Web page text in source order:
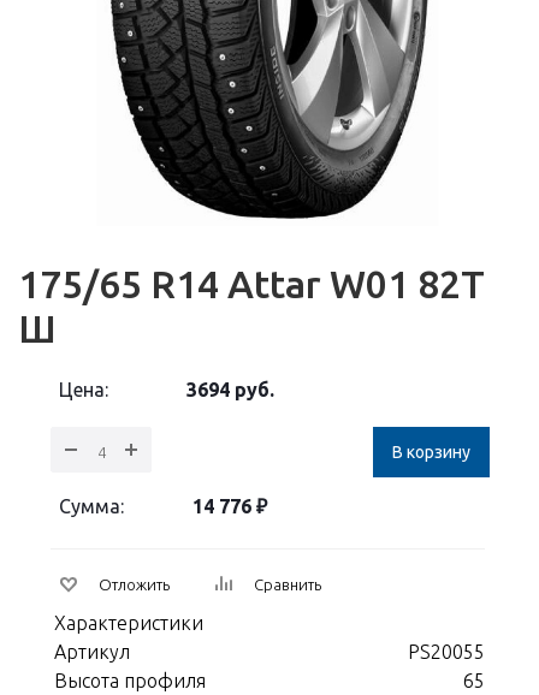
175/65 R14 Attar W01 82Т
Ш
Цена: 3694 руб.
В корзину
Сумма: 14 776 ₽
Отложить Сравнить
Характеристики
Артикул
PS20055
Высота профиля
65